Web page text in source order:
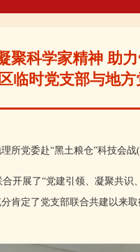
聚科学家精神 助
时党支部与地方
党委赴“黑土粮仓”科技会战(
展了“党建引领、凝聚共识
肯定了党支部联合共建以来